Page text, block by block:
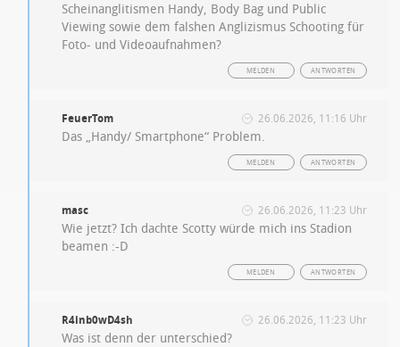
Scheinanglitismen Handy, Body Bag und Public
Viewing sowie dem falshen Anglizismus Schooting für
Foto- und Videoaufnahmen?
ANTWORTEN
MELDEN
FeuerTom 26.06.2026, 11:16 Uhr
Das „Handy/ Smartphone“ Problem.
ANTWORTEN
MELDEN
masc 26.06.2026, 11:23 Uhr
Wie jetzt? Ich dachte Scotty würde mich ins Stadion
beamen :-D
ANTWORTEN
MELDEN
R4inb0wD4sh 26.06.2026, 11:23 Uhr
Was ist denn der unterschied?